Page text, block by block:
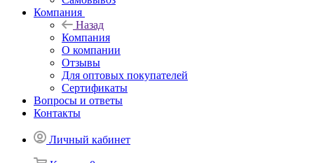
Компания
Назад
Компания
О компании
Отзывы
Для оптовых покупателей
Сертификаты
Вопросы и ответы
Контакты
Личный кабинет